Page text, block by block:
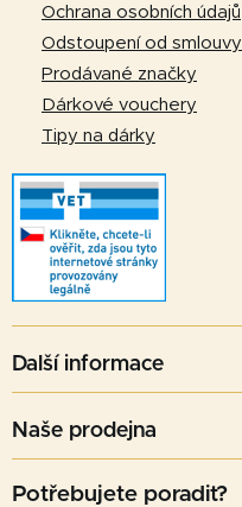
Ochrana osobních údajů
Odstoupení od smlouvy
Prodávané značky
Dárkové vouchery
Tipy na dárky
Další informace
Naše prodejna
Potřebujete poradit?